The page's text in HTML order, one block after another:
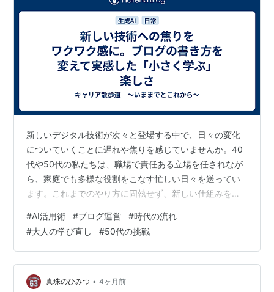
新しいデジタル技術が次々と登場する中で、日々の変化
についていくことに遅れや焦りを感じていませんか。40
代や50代の私たちは、職場で責任ある立場を任されなが
ら、家庭でも多様な役割をこなす忙しい日々を送ってい
ます。これまでのやり方に固執せず、新しい仕組みを学
かなか一歩を踏み出せない。そんな時代のスピードに対
する戸惑いを抱えながらも、私は「自分から少しずつで
も変化に触れていきたい」と強く実感したのです。 以前
にも記載しましたが、このブログの記事は、私が考えた
文章の骨子を元にして、AIに形にしてもらう方法で作成
#AI活用術 #ブログ運営 #時代の流れ
#大人の学び直し #50代の挑戦
真珠のひみつ • 4ヶ月前